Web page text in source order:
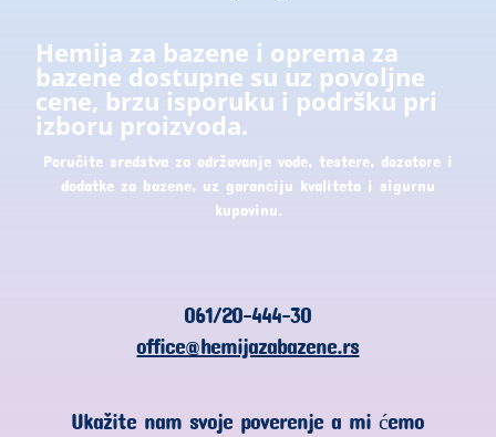
Hemija za bazene i oprema za
bazene dostupne su uz povoljne
cene, brzu isporuku i podršku pri
izboru proizvoda.
Poručite sredstva za održavanje vode, testere, dozatore i
dodatke za bazene, uz garanciju kvaliteta i sigurnu
kupovinu.
061/20-444-30
office@hemijazabazene.rs
Ukažite nam svoje poverenje a mi ćemo